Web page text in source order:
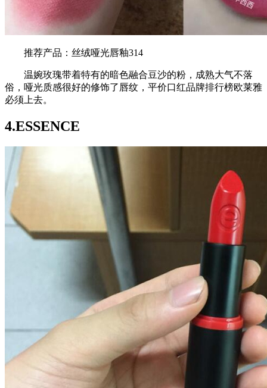
推荐产品：丝绒哑光唇釉314
温婉玫瑰带着特有的暗色融合豆沙的粉，成熟大气不落
俗，哑光质感很好的修饰了唇纹，平价口红品牌排行榜欧莱雅
必须上去。
4.ESSENCE